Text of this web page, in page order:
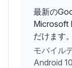
最新の
Microsoft
だけます。
モバイル
Android